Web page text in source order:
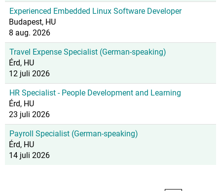
Experienced Embedded Linux Software Developer
Budapest, HU
8 aug. 2026
Travel Expense Specialist (German-speaking)
Érd, HU
12 juli 2026
HR Specialist - People Development and Learning
Érd, HU
23 juli 2026
Payroll Specialist (German-speaking)
Érd, HU
14 juli 2026